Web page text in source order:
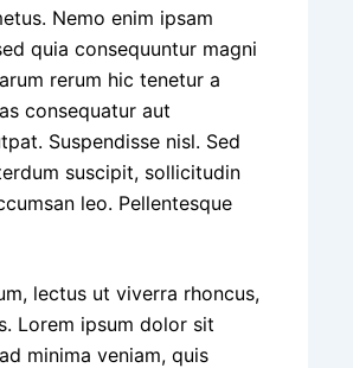
Nemo enim ipsam
quia consequuntur magni
rerum hic tenetur a
consequatur aut
Suspendisse nisl. Sed
suscipit, sollicitudin
leo. Pellentesque
lectus ut viverra rhoncus,
Lorem ipsum dolor sit
minima veniam, quis